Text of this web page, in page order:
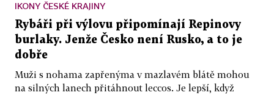
IKONY ČESKÉ KRAJINY
Rybáři při výlovu připomínají Repinovy
burlaky. Jenže Česko není Rusko, a to je
dobře
Muži s nohama zapřenýma v mazlavém blátě mohou
na silných lanech přitáhnout leccos. Je lepší, když